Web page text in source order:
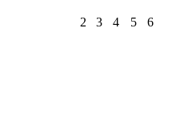
2 3 4 5
6